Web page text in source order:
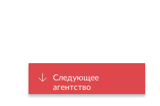
Следующее
агентство